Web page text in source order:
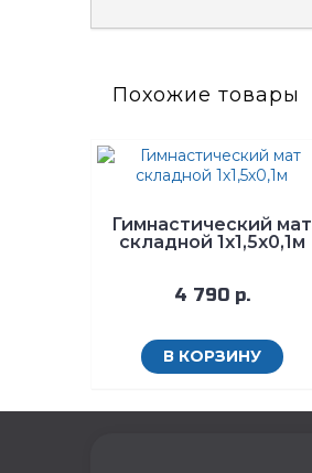
Похожие товары
Гимнастический мат
складной 1х1,5х0,1м
4 790 р.
В КОРЗИНУ